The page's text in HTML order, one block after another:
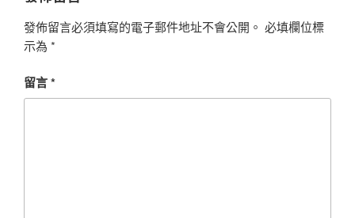
發佈留言必須填寫的電子郵件地址不會公開。 必填欄位標
示為 *
留言*